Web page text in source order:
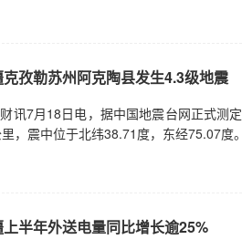
孜勒苏州阿克陶县发生4.3级地震
讯7月18日电，据中国地震台网正式测
，震中位于北纬38.71度，东经75.07度
半年外送电量同比增长逾25%